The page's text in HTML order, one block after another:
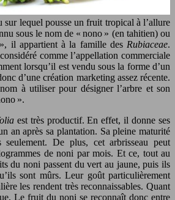
sur lequel pousse un fruit tropical à l’allure
sous le nom de « nono » (en tahitien) ou
», il appartient à la famille desRubiaceae.
comme l’appellation commerciale
lorsqu’il est vendu sous la forme d’un
d’une création marketing assez récente.
à utiliser pour désigner l’arbre et son
».
est très productif. En effet, il donne ses
an après sa plantation. Sa pleine maturité
De plus, cet arbrisseau peut
de noni par mois. Et ce, tout au
du noni passent du vert au jaune, puis ils
sont mûrs. Leur goût particulièrement
les rendent très reconnaissables. Quant
Le fruit du noni se reconnaît donc entre